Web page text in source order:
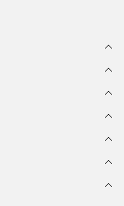
въздух и да се
на разговори със
просто да подремнете
да презаредите по-бързо
на ежедневието.
от DELIFE
за всеки